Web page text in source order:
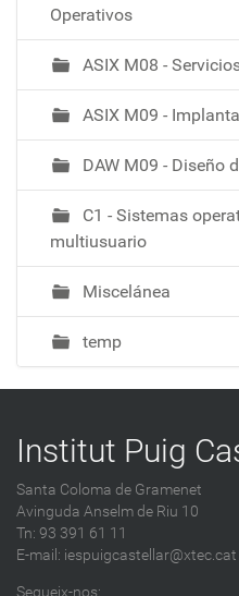
Operativos
ASIX M08 -
ASIX M09 -
DAW M09 - Diseño
C1 - Sistemas
multiusuario
Miscelánea
temp
Institut Puig
Santa Coloma de Gramenet
Avinguda Anselm de Riu 10
Tn: 93 391 61 11
E-mail: iespuigcastellar@xtec.cat